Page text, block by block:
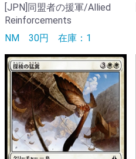
[JPN]同盟者の援軍/Allied
Reinforcements
NM 30円 在庫：1